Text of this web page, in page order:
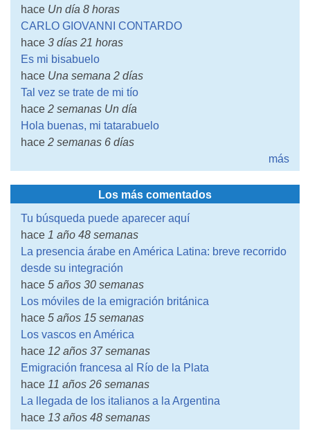
hace Un día 8 horas
CARLO GIOVANNI CONTARDO
hace 3 días 21 horas
Es mi bisabuelo
hace Una semana 2 días
Tal vez se trate de mi tío
hace 2 semanas Un día
Hola buenas, mi tatarabuelo
hace 2 semanas 6 días
más
Los más comentados
Tu búsqueda puede aparecer aquí
hace 1 año 48 semanas
La presencia árabe en América Latina: breve recorrido
desde su integración
hace 5 años 30 semanas
Los móviles de la emigración británica
hace 5 años 15 semanas
Los vascos en América
hace 12 años 37 semanas
Emigración francesa al Río de la Plata
hace 11 años 26 semanas
La llegada de los italianos a la Argentina
hace 13 años 48 semanas